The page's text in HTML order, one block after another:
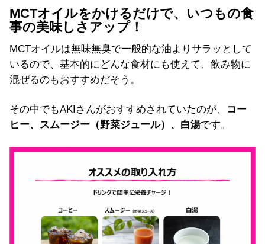
MCTオイルをかけるだけで、いつもの食
事の美味しさアップ！
MCTオイルは無味無臭で一般的な油よりサラッとして
いるので、基本的にどんな食材にも使えて、飲み物に
混ぜるのもおすすめだそう。
その中でもAKIさんがおすすめされていたのが、
コー
ヒー、スムージー（野菜ジュール）、白湯です。